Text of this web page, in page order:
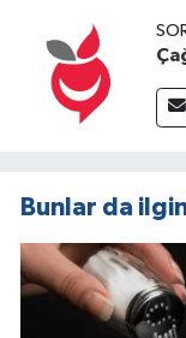
Bunlar da